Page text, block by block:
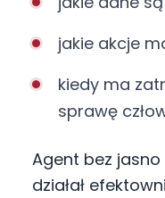
jakie akcje
kiedy ma
sprawę
Agent bez
działał